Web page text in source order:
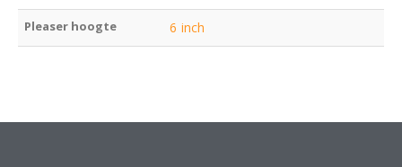
Pleaser hoogte 6 inch